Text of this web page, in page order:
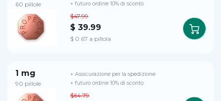
60 pillole
$47.99
$ 39.99
$ 0.67 a pillola
+ futuro ordine 10% di sconto
1 mg
90 pillole
$64.79
+ Assicurazione per la spedizione
+ futuro ordine 10% di sconto